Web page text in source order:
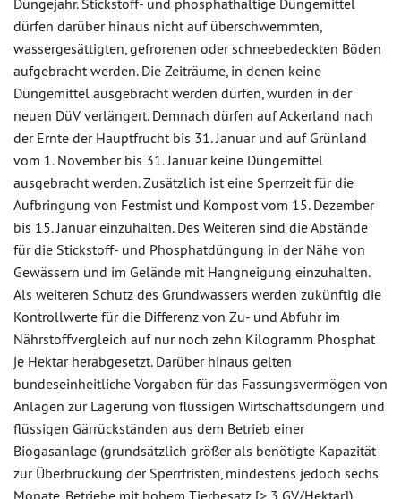
dürfen darüber hinaus nicht auf überschwemmten,
wassergesättigten, gefrorenen oder schneebedeckten Böden
aufgebracht werden. Die Zeiträume, in denen keine
Düngemittel ausgebracht werden dürfen, wurden in der
neuen DüV verlängert. Demnach dürfen auf Ackerland nach
der Ernte der Hauptfrucht bis 31. Januar und auf Grünland
vom 1. November bis 31. Januar keine Düngemittel
ausgebracht werden. Zusätzlich ist eine Sperrzeit für die
Aufbringung von Festmist und Kompost vom 15. Dezember
bis 15. Januar einzuhalten. Des Weiteren sind die Abstände
für die Stickstoff- und Phosphatdüngung in der Nähe von
Gewässern und im Gelände mit Hangneigung einzuhalten.
Als weiteren Schutz des Grundwassers werden zukünftig die
Kontrollwerte für die Differenz von Zu- und Abfuhr im
Nährstoffvergleich auf nur noch zehn Kilogramm Phosphat
je Hektar herabgesetzt. Darüber hinaus gelten
bundeseinheitliche Vorgaben für das Fassungsvermögen von
Anlagen zur Lagerung von flüssigen Wirtschaftsdüngern und
flüssigen Gärrückständen aus dem Betrieb einer
Biogasanlage (grundsätzlich größer als benötigte Kapazität
zur Überbrückung der Sperrfristen, mindestens jedoch sechs
Monate, Betriebe mit hohem Tierbesatz [> 3 GV/Hektar]).